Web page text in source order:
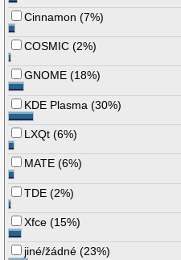
Cinnamon (7%)
COSMIC (2%)
GNOME (18%)
KDE Plasma (30%)
LXQt (6%)
MATE (6%)
TDE (2%)
Xfce (15%)
jiné/žádné (23%)